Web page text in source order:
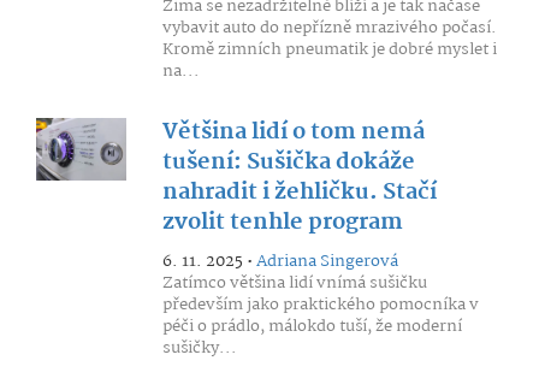
Zima se nezadržitelně blíží a je tak načase
vybavit auto do nepřízně mrazivého počasí.
Kromě zimních pneumatik je dobré myslet i
na...
Většina lidí o tom nemá
tušení: Sušička dokáže
nahradit i žehličku. Stačí
zvolit tenhle program
6. 11. 2025 •Adriana Singerová
Zatímco většina lidí vnímá sušičku
především jako praktického pomocníka v
péči o prádlo, málokdo tuší, že moderní
sušičky...